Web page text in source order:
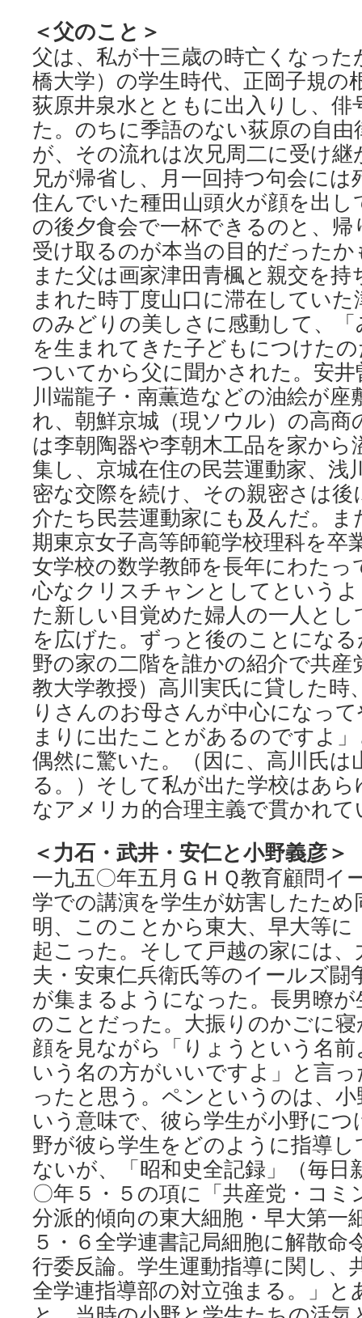
＜父のこと＞
父は、私が十三歳の時亡くなった
橋大学）の学生時代、正岡子規の
荻原井泉水とともに出入りし、俳
た。のちに季語のない荻原の自
が、その流れは次兄周二に受け
兄が帰省し、月一回持つ句会には
住んでいた種田山頭火が顔を出
の後夕食会で一杯できるのと、
受け取るのが本当の目的だった
また父は画家津田青楓と親交を持
まれた時丁度山口に滞在していた
のみどりの美しさに感動して、
を生まれてきた子どもにつけた
ついてから父に聞かされた。安井
川端龍子・南薫造などの油絵が座
れ、朝鮮京城（現ソウル）の高
は李朝陶器や李朝木工品を家から
集し、京城在住の民芸運動家、浅
密な交際を続け、その親密さは後
介たち民芸運動家にも及んだ。ま
期東京女子高等師範学校理科を卒
女学校の数学教師を長年にわたっ
心なクリスチャンとしてという
た新しい目覚めた婦人の一人と
を広げた。ずっと後のことにな
野の家の二階を誰かの紹介で共産
教大学教授）高川実氏に貸した時
りさんのお母さんが中心になっ
まりに出たことがあるのですよ
偶然に驚いた。（因に、高川氏は
る。）そして私が出た学校はあ
なアメリカ的合理主義で貫かれて
＜力石・武井・安仁と小野義彦＞
一九五〇年五月ＧＨＱ教育顧問イ
学での講演を学生が妨害したため
明、このことから東大、早大等に
起こった。そして戸越の家には、
夫・安東仁兵衛氏等のイールズ闘
が集まるようになった。長男暸
のことだった。大振りのかごに
顔を見ながら「りょうという名
いう名の方がいいですよ」と言
ったと思う。ペンというのは、
いう意味で、彼ら学生が小野に
野が彼ら学生をどのように指導
ないが、「昭和史全記録」（毎日
〇年５・５の項に「共産党・コミ
分派的傾向の東大細胞・早大第一
５・６全学連書記局細胞に解散命
行委反論。学生運動指導に関し、
全学連指導部の対立強まる。」と